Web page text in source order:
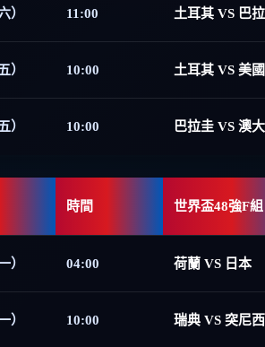
） 11:00 土耳其 VS 巴
） 10:00 土耳其 VS 美國
） 10:00 巴拉圭 VS 澳
時間 世界盃48強F組
） 04:00 荷蘭 VS 日本
） 10:00 瑞典 VS 突尼